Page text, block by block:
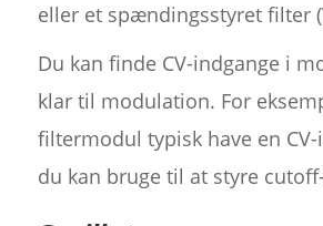
eller et spændingsstyret filter
Du kan finde CV-indgange i
klar til modulation. For
filtermodul typisk have en
du kan bruge til at styre